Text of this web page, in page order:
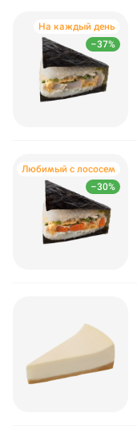
–37%
На каждый день
–30%
Любимый с лососем